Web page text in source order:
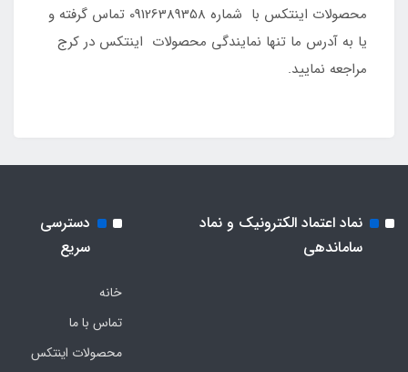
محصولات اینتکس با شماره 09126389358 تماس گرفته و
یا به آدرس ما تنها نمایندگی محصولات اینتکس در کرج
مراجعه نمایید.
نماد اعتماد الکترونیک و نماد
ساماندهی
دسترسی
سریع
خانه
تماس با ما
محصولات اینتکس